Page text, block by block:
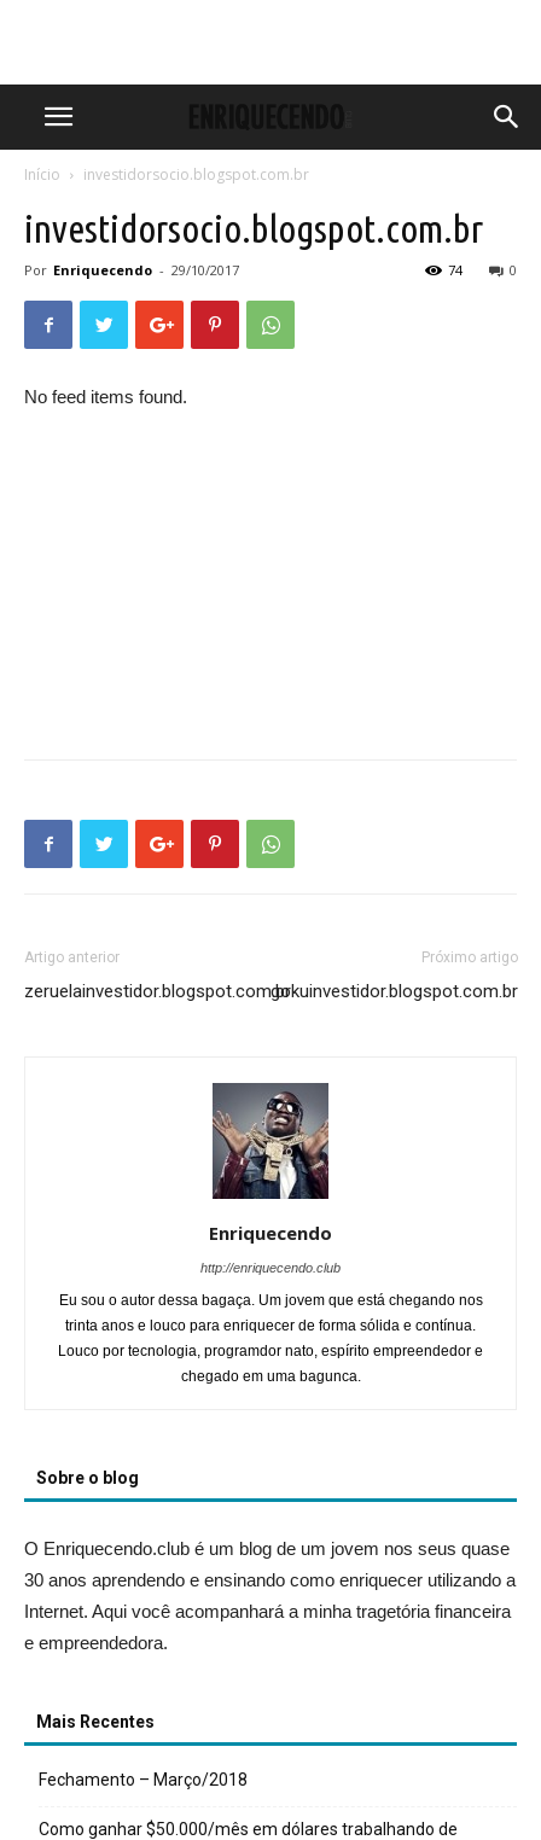
Início investidorsocio.blogspot.com.br
investidorsocio.blogspot.com.br
Por Enriquecendo - 29/10/2017 0
74
No feed items found.
Artigo anterior
zeruelainvestidor.blogspot.com.br
Próximo artigo
gokuinvestidor.blogspot.com.br
Enriquecendo
http://enriquecendo.club
Eu sou o autor dessa bagaça. Um jovem que está chegando nos
trinta anos e louco para enriquecer de forma sólida e contínua.
Louco por tecnologia, programdor nato, espírito empreendedor e
chegado em uma bagunca.
Sobre o blog
O Enriquecendo.club é um blog de um jovem nos seus quase
30 anos aprendendo e ensinando como enriquecer utilizando a
Internet. Aqui você acompanhará a minha tragetória financeira
e empreendedora.
Mais Recentes
Fechamento – Março/2018
Como ganhar $50.000/mês em dólares trabalhando de